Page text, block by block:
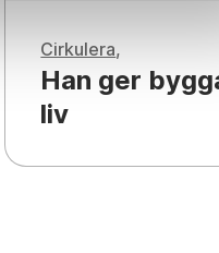
Cirkulera
Han ger
liv